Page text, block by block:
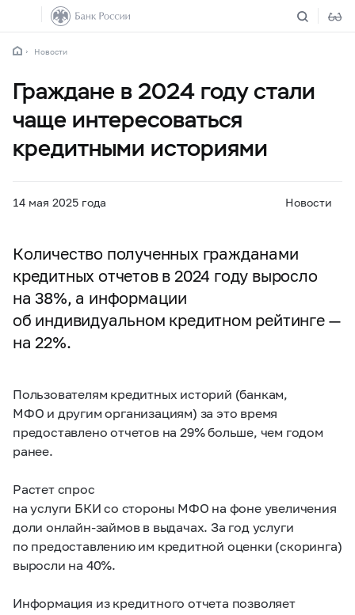
Новости
Граждане в 2024 году стали
чаще интересоваться
кредитными историями
14 мая 2025 года Новости
Количество полученных гражданами
кредитных отчетов в 2024 году выросло
на 38%, а информации
об индивидуальном кредитном рейтинге —
на 22%.
Пользователям кредитных историй (банкам,
МФО и другим организациям) за это время
предоставлено отчетов на 29% больше, чем годом
ранее.
Растет спрос
на услуги БКИ со стороны МФО на фоне увеличения
доли онлайн-займов в выдачах. За год услуги
по предоставлению им кредитной оценки (скоринга)
выросли на 40%.
Информация из кредитного отчета позволяет